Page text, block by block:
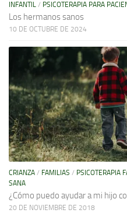
INFANTIL / PSICOTERAPIA PARA
Los hermanos sanos
10 DE OCTUBRE DE 2024
CRIANZA / FAMILIAS / PSICOTERAPIA
SANA
¿Cómo puedo ayudar a mi hijo
20 DE NOVIEMBRE DE 2018